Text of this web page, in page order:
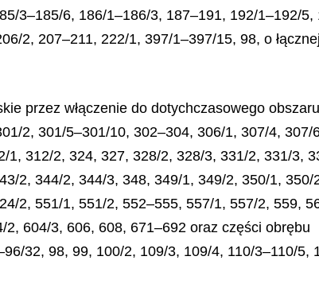
3–185/6, 186/1–186/3, 187–191, 192/1–192/5,
2, 207–211, 222/1, 397/1–397/15, 98, o łącznej
przez włączenie do dotychczasowego
2, 301/5–301/10, 302–304, 306/1, 307/4, 307/
312/2, 324, 327, 328/2, 328/3, 331/2, 331/3,
2, 344/2, 344/3, 348, 349/1, 349/2, 350/1, 350/
2, 551/1, 551/2, 552–555, 557/1, 557/2, 559,
604/3, 606, 608, 671–692 oraz części obrębu
32, 98, 99, 100/2, 109/3, 109/4, 110/3–110/5,